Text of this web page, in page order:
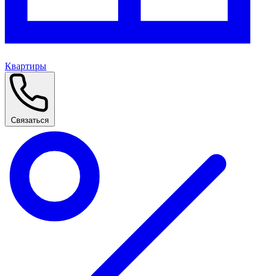
Квартиры
Связаться